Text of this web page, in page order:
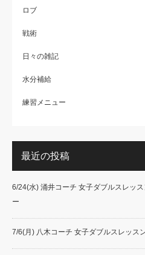
ロブ
戦術
日々の雑記
水分補給
練習メニュー
最近の投稿
6/24(水) 涌井コーチ 女子ダブルスレッ
ー
7/6(月) 八木コーチ 女子ダブルスレッス